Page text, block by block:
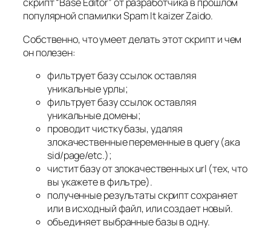
скрипт “Base Editor” от разработчика в прошлом
популярной спамилки Spam It kaizer Zaido.
Собственно, что умеет делать этот скрипт и чем
он полезен:
фильтрует базу ссылок оставляя
уникальные урлы;
фильтрует базу ссылок оставляя
уникальные домены;
проводит чистку базы, удаляя
злокачественные переменные в query (ака
sid/page/etc.);
чистит базу от злокачественных url (тех, что
вы укажете в фильтре).
полученные результаты скрипт сохраняет
или в исходный файл, или создает новый.
объединяет выбранные базы в одну.